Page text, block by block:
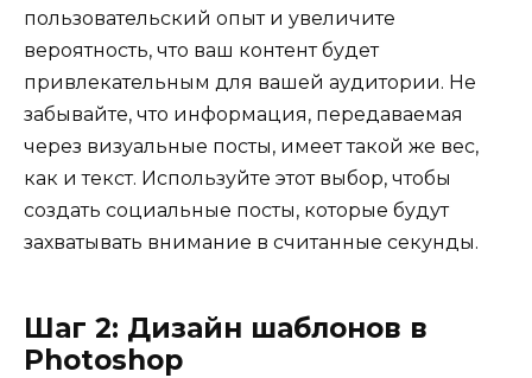
пользовательский опыт и увеличите
вероятность, что ваш контент будет
привлекательным для вашей аудитории. Не
забывайте, что информация, передаваемая
через визуальные посты, имеет такой же вес,
как и текст. Используйте этот выбор, чтобы
создать социальные посты, которые будут
захватывать внимание в считанные секунды.
Шаг 2: Дизайн шаблонов в
Photoshop